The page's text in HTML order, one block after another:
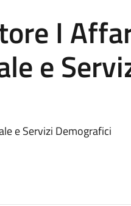
I
e
e Servizi Demografici